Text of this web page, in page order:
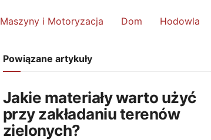
Maszyny i Motoryzacja Dom Hodowla
Powiązane artykuły
Jakie materiały warto użyć
przy zakładaniu terenów
zielonych?